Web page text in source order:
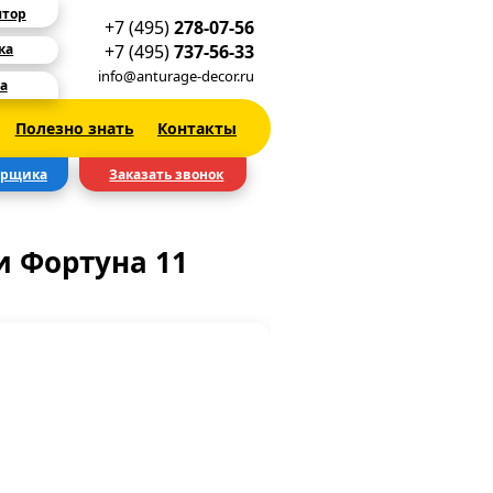
+7 (495)278-07-56
+7 (495)737-56-33
info@anturage-decor.ru
Полезно знать Контакты
Заказать звонок
11